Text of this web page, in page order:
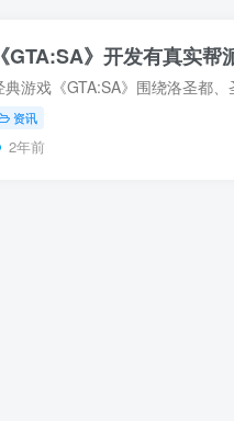
《GTA:SA》开发有真实
资讯
2年前